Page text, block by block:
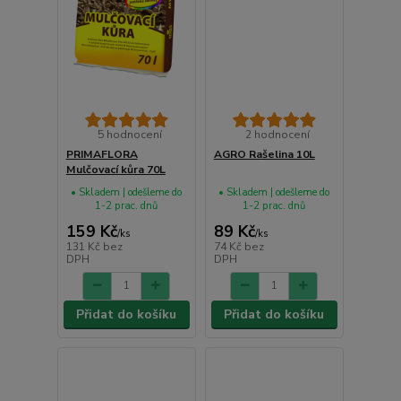
5 hodnocení
PRIMAFLORA
Mulčovací kůra 70L
159 Kč/ks
131 Kč bez
DPH
• Skladem | odešleme do
1-2 prac. dnů
Přidat do košíku
2 hodnocení
AGRO Rašelina 10L
89 Kč/ks
74 Kč bez
DPH
• Skladem | odešleme do
1-2 prac. dnů
Přidat do košíku